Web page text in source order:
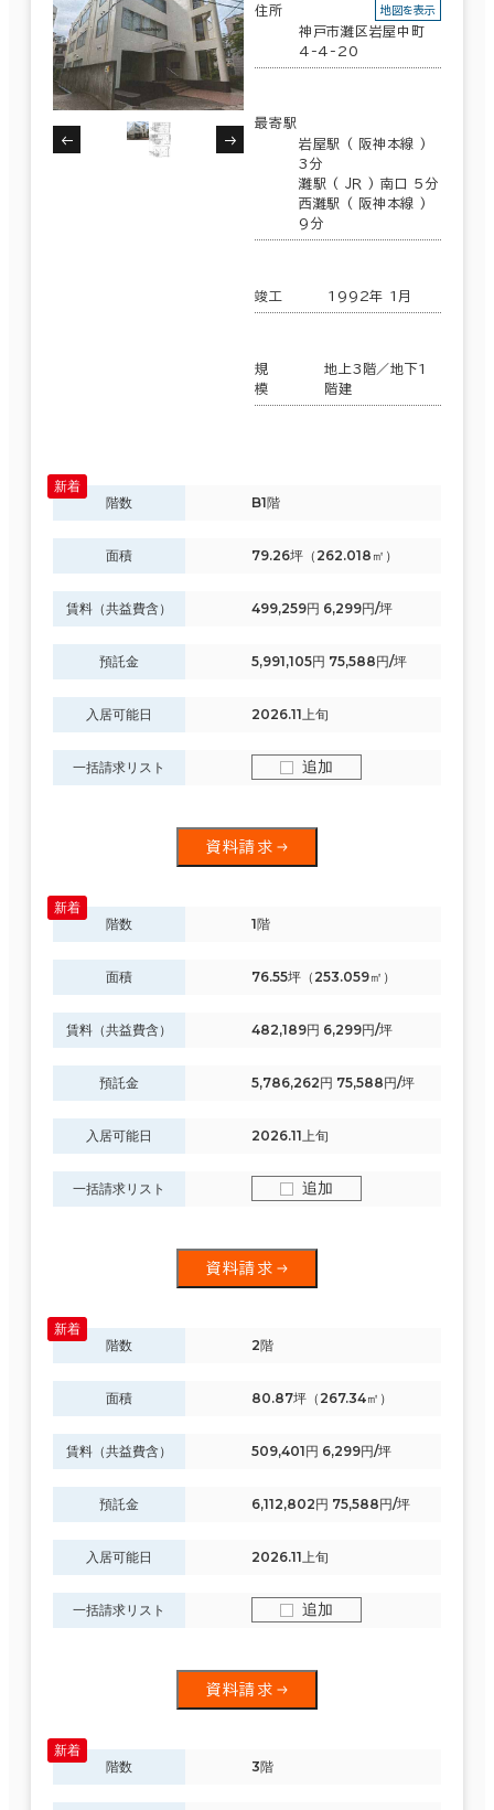
住所
神戸市灘区岩屋中町
4-4-20
地図を表示
最寄駅
岩屋駅 ( 阪神本線 )
3分
灘駅 ( ＪＲ ) 南口 5分
西灘駅 ( 阪神本線 )
9分
竣工 1992年 1月
規
模
地上3階／地下1
階建
階数 B1階
面積 79.26坪（262.018㎡）
賃料（共益費含） 499,259円 6,299円/坪
預託金 5,991,105円 75,588円/坪
入居可能日 2026.11上旬
一括請求リスト 追加
資料請求
階数 1階
面積 76.55坪（253.059㎡）
賃料（共益費含） 482,189円 6,299円/坪
預託金 5,786,262円 75,588円/坪
入居可能日 2026.11上旬
一括請求リスト 追加
資料請求
階数 2階
面積 80.87坪（267.34㎡）
賃料（共益費含） 509,401円 6,299円/坪
預託金 6,112,802円 75,588円/坪
入居可能日 2026.11上旬
一括請求リスト 追加
資料請求
階数 3階